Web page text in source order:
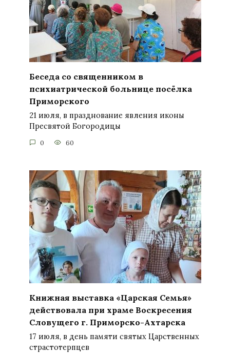
Беседа со священником в
психиатрической больнице посёлка
Приморского
21 июля, в празднование явления иконы
Пресвятой Богородицы
0 60
Книжная выставка «Царская Семья»
действовала при храме Воскресения
Словущего г. Приморско-Ахтарска
17 июля, в день памяти святых Царственных
страстотерпцев